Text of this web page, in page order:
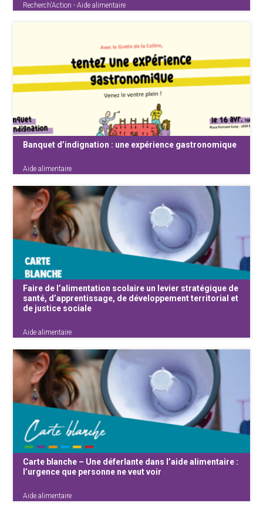
Recherch'Action - Aide alimentaire
alimentaire en Belgique ? Qui sont les acteurs
qui la distribuent ? Et surtout, que nous disent
réellement les chiffres disponibles ? Cette
étude met à jour une méthodologie déjà
employée à la FdSS 10 ans {...}
Banquet d’indignation : une expérience gastronomique
Aide alimentaire
Tentez une expérience gastronomique avec le
Gratin de la Colère & venez le ventre plein ! Le
jeudi 16 avril, dans le cadre du Festival de la
transition alimentaire Nourrir Bruxelles,
rejoignez-nous le ventre plein à la Place
Fernand Cocq de 16h à {...}
Faire de l’alimentation scolaire un levier stratégique de
santé, d’apprentissage, de développement territorial et
de justice sociale
Aide alimentaire
Avec de nombreuses organisations, la
Fédération des Services Sociaux appelle à
relancer une politique ambitieuse
d’alimentation scolaire : accessible, saine et
durable. Parce qu’un repas de qualité à l’école,
c’est aussi soutenir la santé, l’apprentissage,
l’égalité des chances et l’agriculture locale.
Carte blanche – Une déferlante dans l’aide alimentaire :
l’urgence que personne ne veut voir
Aide alimentaire